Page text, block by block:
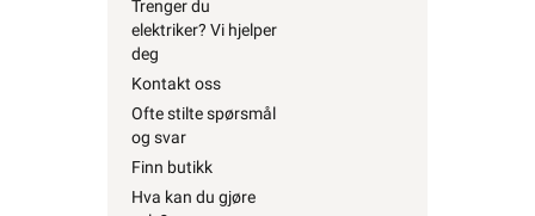
Kontakt oss
Ofte stilte spørsmål
og svar
Finn butikk
Hva kan du gjøre
selv?
Våre kundeløfter og